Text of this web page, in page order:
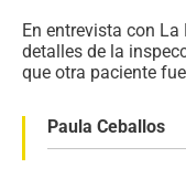
En entrevista con
detalles de la
que otra paciente
Paula Ceballos